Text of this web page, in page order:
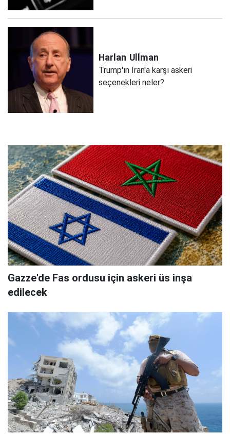
Harlan Ullman
Trump'ın İran'a karşı askeri
seçenekleri neler?
Gazze'de Fas ordusu için askeri üs inşa
edilecek